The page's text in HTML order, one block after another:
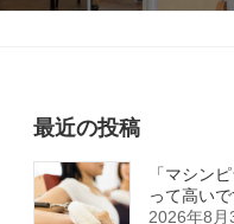
最近の投稿
「マシン
って高いで
2026年8月